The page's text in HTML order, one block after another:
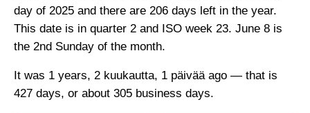
day of 2025 and there are 206 days left in the year.
This date is in quarter 2 and ISO week 23. June 8 is
the 2nd Sunday of the month.
It was 1 years, 2 kuukautta, 1 päivää ago — that is
427 days, or about 305 business days.